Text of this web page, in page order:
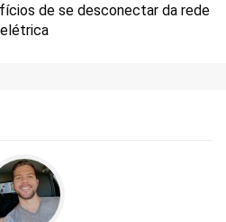
de se desconectar da rede
elétrica